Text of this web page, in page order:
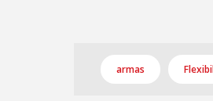
armas